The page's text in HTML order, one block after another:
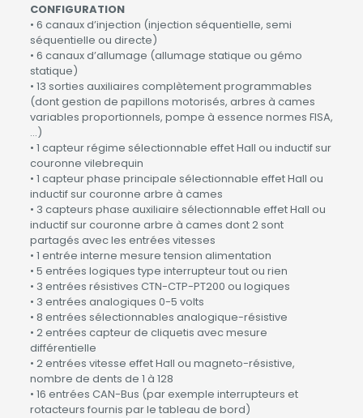
CONFIGURATION
• 6 canaux d’injection (injection séquentielle, semi
séquentielle ou directe)
• 6 canaux d’allumage (allumage statique ou gémo
statique)
• 13 sorties auxiliaires complètement programmables
(dont gestion de papillons motorisés, arbres à cames
variables proportionnels, pompe à essence normes FISA,
…)
• 1 capteur régime sélectionnable effet Hall ou inductif sur
couronne vilebrequin
• 1 capteur phase principale sélectionnable effet Hall ou
inductif sur couronne arbre à cames
• 3 capteurs phase auxiliaire sélectionnable effet Hall ou
inductif sur couronne arbre à cames dont 2 sont
partagés avec les entrées vitesses
• 1 entrée interne mesure tension alimentation
• 5 entrées logiques type interrupteur tout ou rien
• 3 entrées résistives CTN-CTP-PT200 ou logiques
• 3 entrées analogiques 0-5 volts
• 8 entrées sélectionnables analogique-résistive
• 2 entrées capteur de cliquetis avec mesure
différentielle
• 2 entrées vitesse effet Hall ou magneto-résistive,
nombre de dents de 1 à 128
• 16 entrées CAN-Bus (par exemple interrupteurs et
rotacteurs fournis par le tableau de bord)